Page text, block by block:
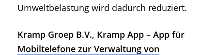
Umweltbelastung wird dadurch reduziert.
Kramp Groep B.V., Kramp App – App für
Mobiltelefone zur Verwaltung von